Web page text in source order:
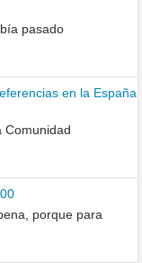
pasado
en la España
Comunidad
porque para